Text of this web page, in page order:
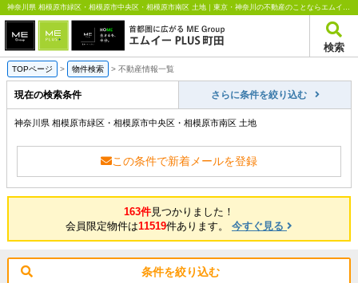
神奈川県 相模原市緑区・相模原市中央区・相模原市南区 土地｜東京・神奈川の不動産のことならエムイーPLUS町田
検索
TOPページ > 物件検索 > 不動産情報一覧
現在の検索条件 さらに条件を絞り込む
神奈川県 相模原市緑区・相模原市中央区・相模原市南区 土地
この条件で新着メールを登録
163件見つかりました！
会員限定物件は11519件あります。 今すぐ見る
条件を絞り込む